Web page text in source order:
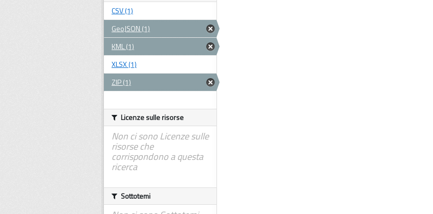
CSV (1)
GeoJSON (1)
KML (1)
XLSX (1)
ZIP (1)
Licenze sulle risorse
Non ci sono Licenze sulle
risorse che
corrispondono a questa
ricerca
Sottotemi